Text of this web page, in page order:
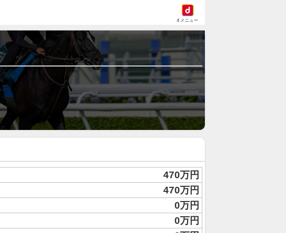
dメニュー
470万円
470万円
0万円
0万円